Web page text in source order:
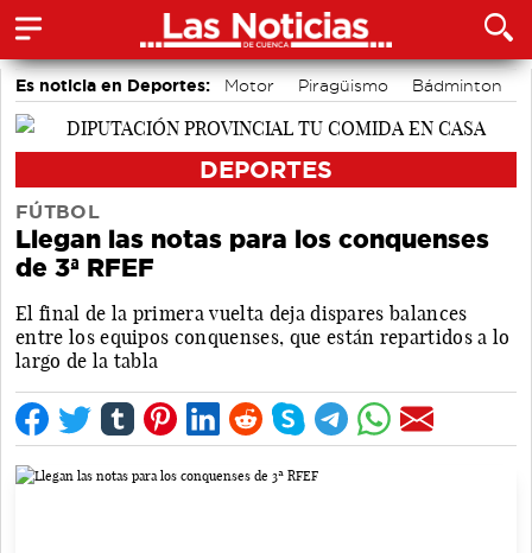
Es noticia en Deportes: Motor Piragüismo
Bádminton
Fútbol
Bolos conquenses
DEPORTES
FÚTBOL
Llegan las notas para los conquenses
de 3ª RFEF
El final de la primera vuelta deja dispares balances
entre los equipos conquenses, que están repartidos a lo
largo de la tabla